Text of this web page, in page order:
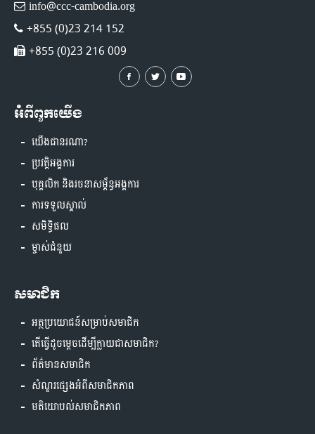
info@ccc-cambodia.org
+855 (0)23 214 152
+855 (0)23 216 009
អំពីពួកយើង
យើងជានរណា?
ប្រវត្តិអង្គការ
បុគ្គលិក និងរចនាសម្ព័ន្ធអង្គការ
ការទទួលស្គាល់
សមិទ្ធិផល
ម្ចាស់ជំនួយ
សមាជិក
អត្ថប្រយោជន៍សម្រាប់សមាជិក
តើធ្វើដូចម្តេចដើម្បីក្លាយជាសមាជិក?
ព័ត៌មានសមាជិក
សំណួរផ្សេងអំពីសមាជិកភាព
មតិយោបល់សមាជិកភាព